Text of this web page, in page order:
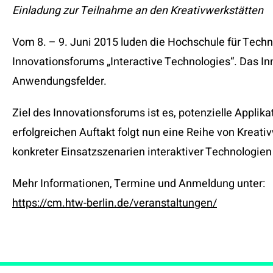
Einladung zur Teilnahme an den Kreativwerkstätten
Vom 8. – 9. Juni 2015 luden die Hochschule für
Innovationsforums „Interactive Technologies“. Das
Anwendungsfelder.
Ziel des Innovationsforums ist es, potenzielle
erfolgreichen Auftakt folgt nun eine Reihe von
konkreter Einsatzszenarien interaktiver
Mehr Informationen, Termine und Anmeldung unter:
https://cm.htw-berlin.de/veranstaltungen/